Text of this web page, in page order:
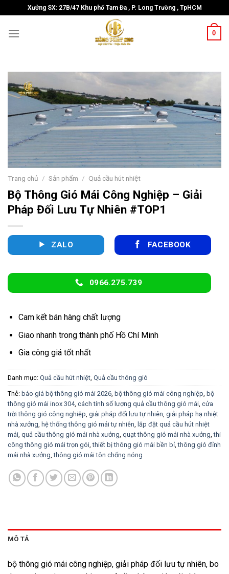
to
content
Xưởng SX: 27B/47 Khu phố Tam Đa , P. Long Trường , TpHCM
0
Trang chủ / Sản phẩm / Quả cầu hút nhiệt
Bộ Thông Gió Mái Công Nghiệp – Giải
Pháp Đối Lưu Tự Nhiên #TOP1
ZALO FACEBOOK
0966.275.739
Cam kết bán hàng chất lượng
Giao nhanh trong thành phố Hồ Chí Minh
Gia công giá tốt nhất
Danh mục: Quả cầu hút nhiệt, Quả cầu thông gió
Thẻ: báo giá bộ thông gió mái 2026, bộ thông gió mái công nghiệp, bộ
thông gió mái inox 304, cách tính số lượng quả cầu thông gió mái, cửa
trời thông gió công nghiệp, giải pháp đối lưu tự nhiên, giải pháp hạ nhiệt
nhà xưởng, hệ thống thông gió mái tự nhiên, lắp đặt quả cầu hút nhiệt
mái, quả cầu thông gió mái nhà xưởng, quạt thông gió mái nhà xưởng,thi
công thông gió mái trọn gói,thiết bị thông gió mái bền bỉ,thông gió đỉnh
mái nhà xưởng,thông gió mái tôn chống nóng
MÔ TẢ
bộ thông gió mái công nghiệp, giải pháp đối lưu tự nhiên, bo